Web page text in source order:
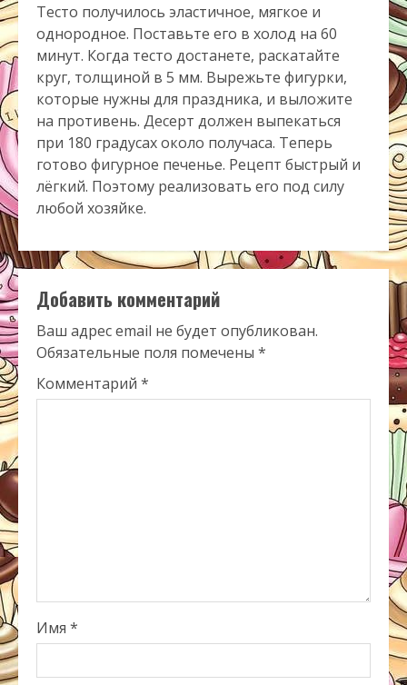
Тесто получилось эластичное, мягкое и
однородное. Поставьте его в холод на 60
минут. Когда тесто достанете, раскатайте
круг, толщиной в 5 мм. Вырежьте фигурки,
которые нужны для праздника, и выложите
на противень. Десерт должен выпекаться
при 180 градусах около получаса. Теперь
готово фигурное печенье. Рецепт быстрый и
лёгкий. Поэтому реализовать его под силу
любой хозяйке.
Добавить комментарий
Ваш адрес email не будет опубликован.
Обязательные поля помечены *
Комментарий *
Имя *